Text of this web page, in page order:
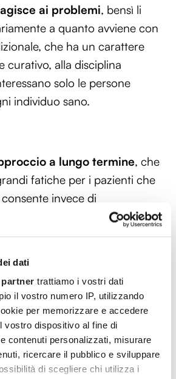
dati
trattiamo i vostri dati
il vostro numero IP, utilizzando
per memorizzare e accedere
vostro dispositivo al fine di
contenuti personalizzati, misurare
ricercare il pubblico e sviluppare
di scegliere chi utilizza i
ai problemi, bensì li
a quanto avviene con
che ha un carattere
curativo, alla disciplina
solo le persone
individuo sano.
a lungo termine, che
fatiche per i pazienti che
invece di
strategia di prevenzione e
, che permette di migliorare
tutto personalizzata,
patrimonio genetico
notare che la
è sempre più lastrada
per quanto riguarda le